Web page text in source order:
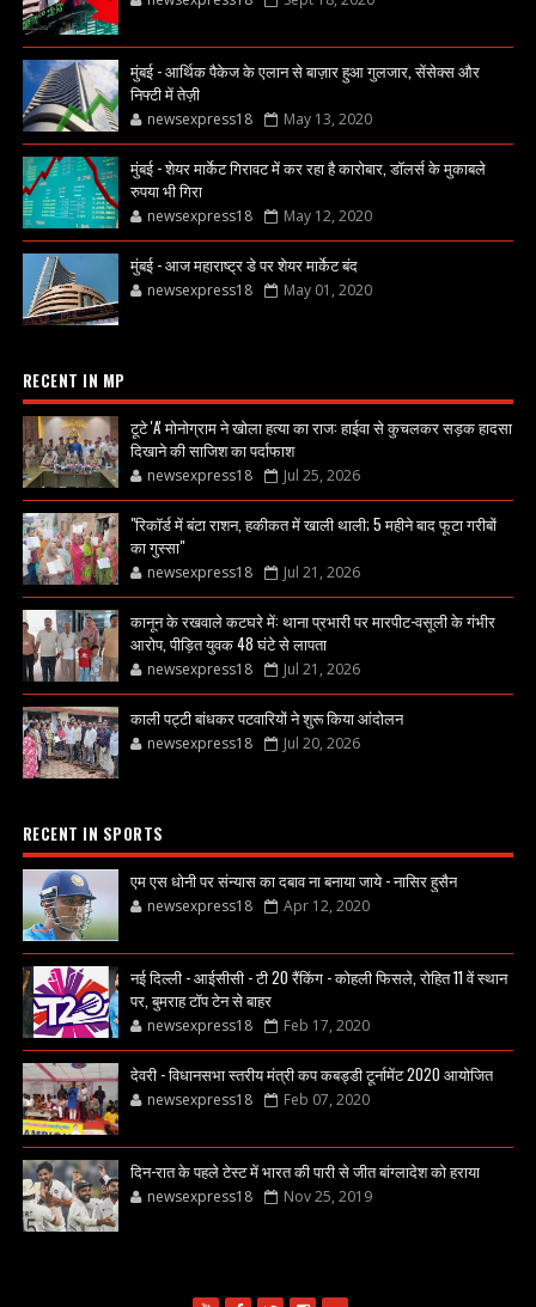
मुंबई - आर्थिक पैकेज के एलान से बाज़ार हुआ गुलजार, सेंसेक्स और
निफ्टी में तेज़ी
newsexpress18 May 13, 2020
मुंबई - शेयर मार्केट गिरावट में कर रहा है कारोबार, डॉलर्स के मुकाबले
रुपया भी गिरा
newsexpress18 May 12, 2020
मुंबई - आज महाराष्ट्र डे पर शेयर मार्केट बंद
newsexpress18 May 01, 2020
RECENT IN MP
टूटे 'A' मोनोग्राम ने खोला हत्या का राज: हाईवा से कुचलकर सड़क हादसा
दिखाने की साजिश का पर्दाफाश
newsexpress18 Jul 25, 2026
"रिकॉर्ड में बंटा राशन, हकीकत में खाली थाली; 5 महीने बाद फूटा गरीबों
का गुस्सा"
newsexpress18 Jul 21, 2026
कानून के रखवाले कटघरे में: थाना प्रभारी पर मारपीट-वसूली के गंभीर
आरोप, पीड़ित युवक 48 घंटे से लापता
newsexpress18 Jul 21, 2026
काली पट्टी बांधकर पटवारियों ने शुरू किया आंदोलन
newsexpress18 Jul 20, 2026
RECENT IN SPORTS
एम एस धोनी पर संन्यास का दबाव ना बनाया जाये - नासिर हुसैन
newsexpress18 Apr 12, 2020
नई दिल्ली - आईसीसी - टी 20 रैंकिंग - कोहली फिसले, रोहित 11 वें स्थान
पर, बुमराह टॉप टेन से बाहर
newsexpress18 Feb 17, 2020
देवरी - विधानसभा स्तरीय मंत्री कप कबड्डी टूर्नामेंट 2020 आयोजित
newsexpress18 Feb 07, 2020
दिन-रात के पहले टेस्ट में भारत की पारी से जीत बांग्लादेश को हराया
newsexpress18 Nov 25, 2019